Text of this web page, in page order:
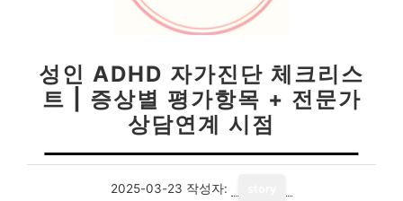
성인 ADHD 자가진단 체크리스
트 | 증상별 평가항목 + 전문가
상담연계 시점
2025-03-23 작성자: